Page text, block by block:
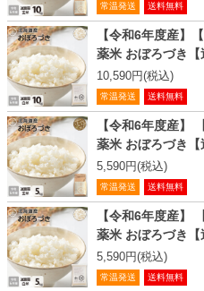
常温発送 送料無料
【令和6年度産】
薬米 おぼろづき【
10,590円(税込)
常温発送 送料無料
【令和6年度産】
薬米 おぼろづき【
5,590円(税込)
常温発送 送料無料
【令和6年度産】
薬米 おぼろづき【
5,590円(税込)
常温発送 送料無料